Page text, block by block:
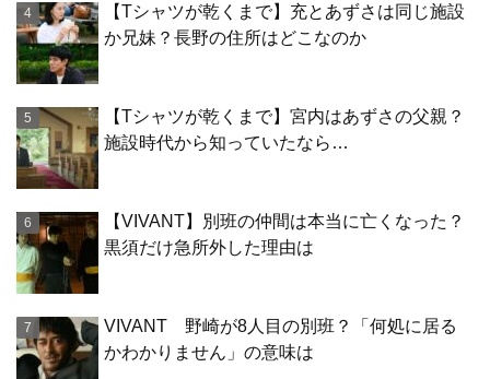
【Tシャツが乾くまで】充とあずさは同じ施設
か兄妹？長野の住所はどこなのか
【Tシャツが乾くまで】宮内はあずさの父親？
施設時代から知っていたなら…
【VIVANT】別班の仲間は本当に亡くなった？
黒須だけ急所外した理由は
VIVANT 野崎が8人目の別班？「何処に居る
かわかりません」の意味は